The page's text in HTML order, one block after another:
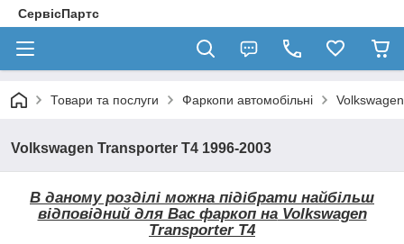
СервісПартс
Товари та послуги Фаркопи автомобільні Volkswagen
Volkswagen Transporter T4 1996-2003
В даному розділі можна підібрати найбільш
відповідний для Вас фаркоп наVolkswagen
Transporter T4